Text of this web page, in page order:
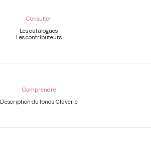
Consulter
Les catalogues
Les contributeurs
Comprendre
Description du fonds Claverie